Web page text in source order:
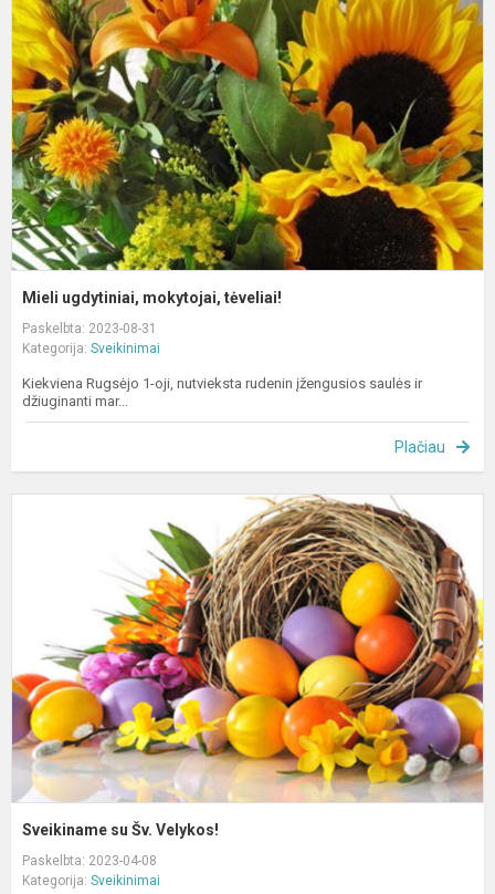
Mieli ugdytiniai, mokytojai, tėveliai!
Paskelbta: 2023-08-31
Kategorija: Sveikinimai
Kiekviena Rugsėjo 1-oji, nutvieksta rudenin įžengusios saulės ir
džiuginanti mar...
Plačiau
Sveikiname su Šv. Velykos!
Paskelbta: 2023-04-08
Kategorija: Sveikinimai